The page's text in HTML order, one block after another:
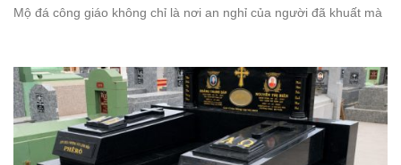
Mộ đá công giáo không chỉ là nơi an nghỉ của người đã khuất mà